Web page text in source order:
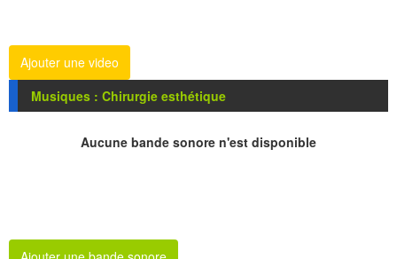
Ajouter une video
Musiques : Chirurgie esthétique
Aucune bande sonore n'est disponible